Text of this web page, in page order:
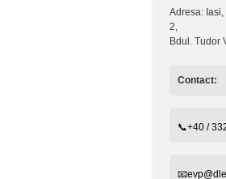
Adresa: Iasi,
2,
Bdul. Tudor
Contact:
📞+40 /